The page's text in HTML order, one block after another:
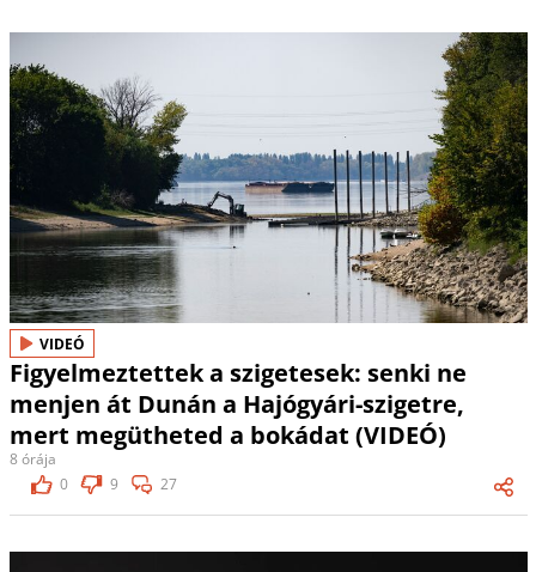
VIDEÓ
Figyelmeztettek a szigetesek: senki ne
menjen át Dunán a Hajógyári-szigetre,
mert megütheted a bokádat (VIDEÓ)
8 órája
0
9 27